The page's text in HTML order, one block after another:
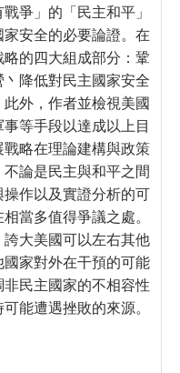
爭」的「民主和平」
安全的必要論證。在
的四大組成部分：鞏
降低對民主國家安全
外，作者並檢視美國
等手段以達成以上目
略在理論建構與政策
論是民主與和平之間
作以及實證分析的可
當多值得爭議之處。
大美國可以左右其他
家對外在干預的可能
民主國家的不相容性
能遭遇挫敗的來源。
」戰略理論與實踐